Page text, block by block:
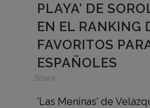
PLAYA’ DE
EN EL RANKING
FAVORITOS
ESPAÑOLES
Share
'Las Meninas' de